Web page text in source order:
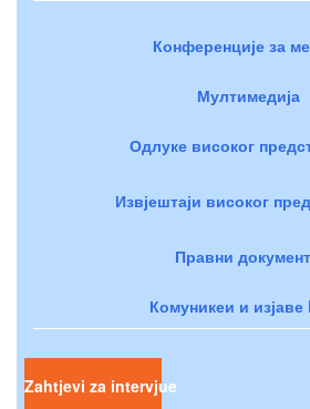
Конференције за
Мултимедија
Одлуке високог
Извјештаји високог
Правни
Комуникеи и изјаве
Zahtjevi za intervjue